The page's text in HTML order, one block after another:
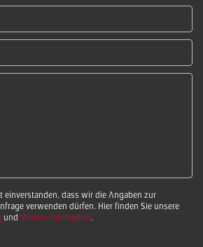
einverstanden, dass wir die Angaben zur
verwenden dürfen. Hier finden Sie unsere
und Widerrufshinweise.